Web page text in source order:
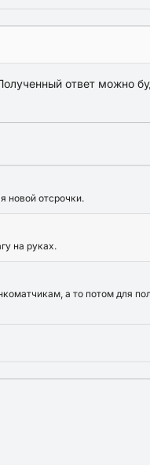
ответ можно
новой отсрочки.
на руках.
а то потом для